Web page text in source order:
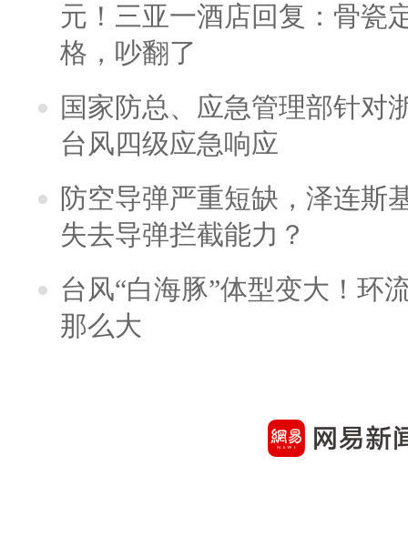
元！三亚一酒店回复：骨瓷
格，吵翻了
国家防总、应急管理部针对
台风四级应急响应
防空导弹严重短缺，泽连斯
失去导弹拦截能力？
台风“白海豚”体型变大！环
那么大